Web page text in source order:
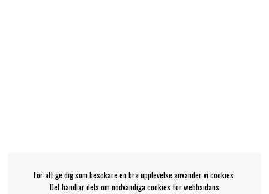
För att ge dig som besökare en bra upplevelse använder vi cookies.
Det handlar dels om nödvändiga cookies för webbsidans